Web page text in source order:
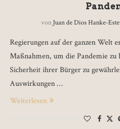
von Juan de Dios Hanke-
Regierungen auf der ganzen Welt
Maßnahmen, um die Pandemie zu
Sicherheit ihrer Bürger zu
Auswirkungen …
Weiterlesen